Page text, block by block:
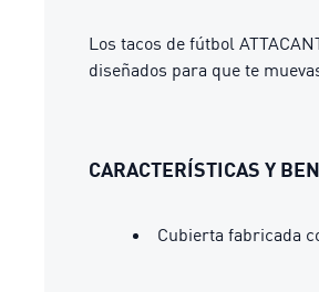
Los tacos de fútbol
diseñados para que te
CARACTERÍSTICAS Y
Cubierta fabricada